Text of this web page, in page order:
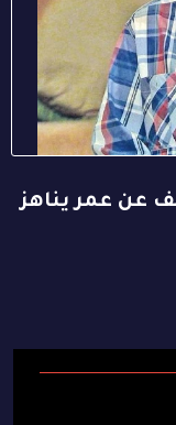
عن عمر يناهز